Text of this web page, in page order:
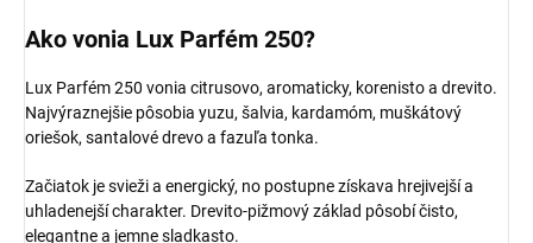
Ako vonia Lux Parfém 250?
Lux Parfém 250 vonia citrusovo, aromaticky, korenisto a drevito.
Najvýraznejšie pôsobia yuzu, šalvia, kardamóm, muškátový
oriešok, santalové drevo a fazuľa tonka.
Začiatok je svieži a energický, no postupne získava hrejivejší a
uhladenejší charakter. Drevito-pižmový základ pôsobí čisto,
elegantne a jemne sladkasto.